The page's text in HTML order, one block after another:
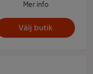
Mer info
Välj butik